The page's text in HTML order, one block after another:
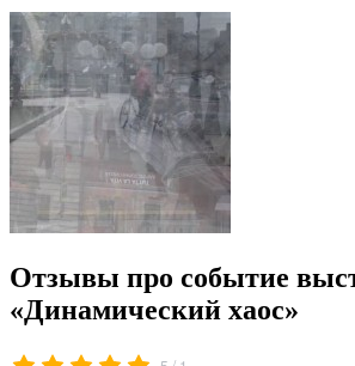
Отзывы про событие
«Динамический хаос»